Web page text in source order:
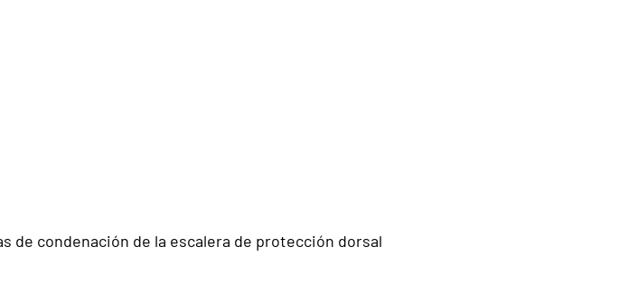
de condenación de la escalera de protección dorsal